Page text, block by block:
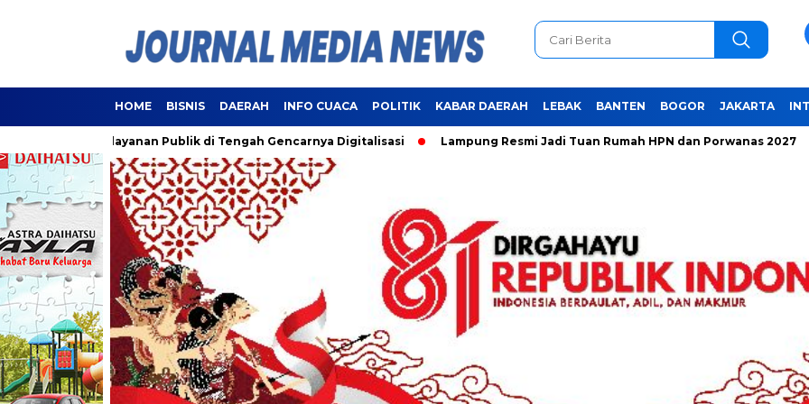
HOME BISNIS DAERAH INFO CUACA POLITIK KABAR DAERAH LEBAK BANTEN BOGOR JAKARTA
Pelayanan Publik di Tengah Gencarnya Digitalisasi Lampung Resmi Jadi Tuan Rumah HPN dan Porwanas 2027